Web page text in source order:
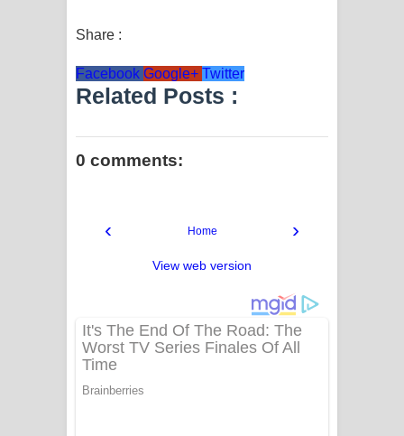
Share :
Facebook Google+ Twitter
Related Posts :
0 comments:
‹ ›
Home
View web version